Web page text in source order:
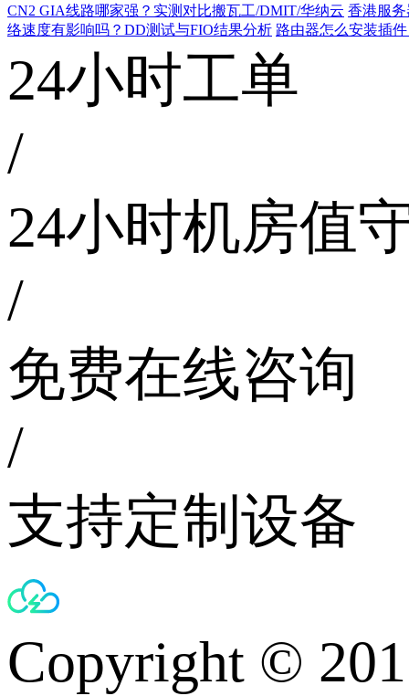
CN2 GIA线路哪家强？实测对比搬瓦工/DMIT/华纳云 香港服
络速度有影响吗？DD测试与FIO结果分析 路由器怎么安装插
24小时工单
/
24小时机房值
/
免费在线咨询
/
支持定制设备
Copyright ©